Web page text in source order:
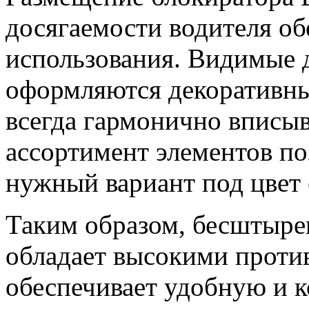
досягаемости водителя
использования. Видимые
оформляются
всегда гармонично
ассортимент элементов
нужный вариант под цвет
Таким образом,
обладает высокими
обеспечивает удобную и